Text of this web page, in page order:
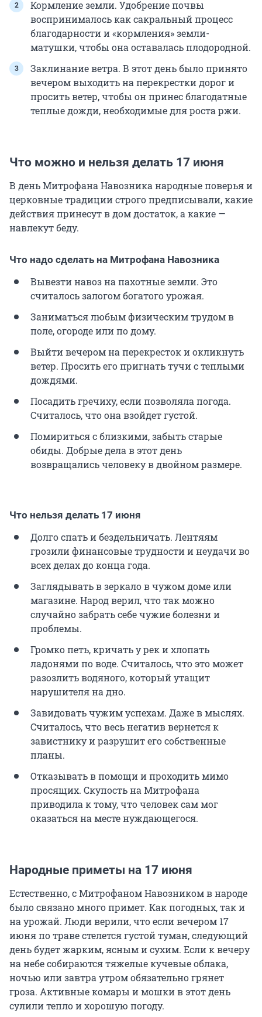
Кормление земли. Удобрение почвы
воспринималось как сакральный процесс
благодарности и «кормления» земли-
матушки, чтобы она оставалась плодородной.
Заклинание ветра. В этот день было принято
вечером выходить на перекрестки дорог и
просить ветер, чтобы он принес благодатные
теплые дожди, необходимые для роста ржи.
Что можно и нельзя делать 17 июня
В день Митрофана Навозника народные поверья и
церковные традиции строго предписывали, какие
действия принесут в дом достаток, а какие —
навлекут беду.
Что надо сделать на Митрофана Навозника
Вывезти навоз на пахотные земли. Это
считалось залогом богатого урожая.
Заниматься любым физическим трудом в
поле, огороде или по дому.
Выйти вечером на перекресток и окликнуть
ветер. Просить его пригнать тучи с теплыми
дождями.
Посадить гречиху, если позволяла погода.
Считалось, что она взойдет густой.
Помириться с близкими, забыть старые
обиды. Добрые дела в этот день
возвращались человеку в двойном размере.
Что нельзя делать 17 июня
Долго спать и бездельничать. Лентяям
грозили финансовые трудности и неудачи во
всех делах до конца года.
Заглядывать в зеркало в чужом доме или
магазине. Народ верил, что так можно
случайно забрать себе чужие болезни и
проблемы.
Громко петь, кричать у рек и хлопать
ладонями по воде. Считалось, что это может
разозлить водяного, который утащит
нарушителя на дно.
Завидовать чужим успехам. Даже в мыслях.
Считалось, что весь негатив вернется к
завистнику и разрушит его собственные
планы.
Отказывать в помощи и проходить мимо
просящих. Скупость на Митрофана
приводила к тому, что человек сам мог
оказаться на месте нуждающегося.
Народные приметы на 17 июня
Естественно, с Митрофаном Навозником в народе
было связано много примет. Как погодных, так и
на урожай. Люди верили, что если вечером 17
июня по траве стелется густой туман, следующий
день будет жарким, ясным и сухим. Если к вечеру
на небе собираются тяжелые кучевые облака,
ночью или завтра утром обязательно грянет
гроза. Активные комары и мошки в этот день
сулили тепло и хорошую погоду.